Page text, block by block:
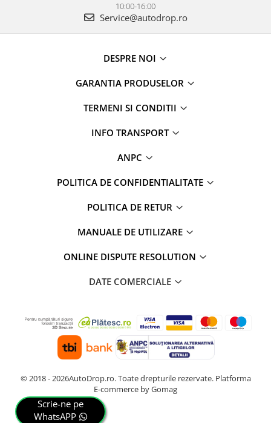
10:00-16:00
Service@autodrop.ro
DESPRE NOI
GARANTIA PRODUSELOR
TERMENI SI CONDITII
INFO TRANSPORT
ANPC
POLITICA DE CONFIDENTIALITATE
POLITICA DE RETUR
MANUALE DE UTILIZARE
ONLINE DISPUTE RESOLUTION
DATE COMERCIALE
© 2018 - 2026AutoDrop.ro. Toate drepturile rezervate. Platforma
E-commerce by Gomag
Scrie-ne pe
WhatsAPP